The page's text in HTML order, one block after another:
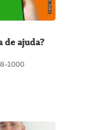
de ajuda?
1000